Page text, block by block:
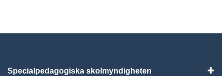
Specialpedagogiska skolmyndigheten